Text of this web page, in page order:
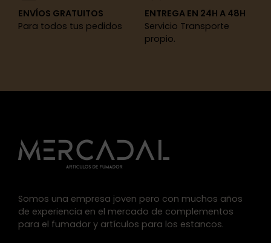
ENVÍOS GRATUITOS
Para todos tus pedidos
ENTREGA EN 24H A 48H
Servicio Transporte
propio.
Somos una empresa joven pero con muchos años
de experiencia en el mercado de complementos
para el fumador y artículos para los estancos.